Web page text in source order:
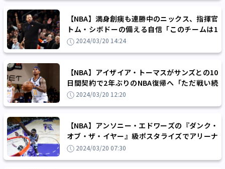
【NBA】満身創痍も連勝中のニックス、指揮官
トム・シボドーの備える自信「このチームは1
年を通して強い気持ちで戦い続けられる」
2024/03/20 14:24
【NBA】アイザイア・トーマスがサンズとの10
日間契約で2年ぶりのNBA復帰へ「ただ戦い続
け、それを笑顔でやり抜く」
2024/03/20 12:20
【NBA】アンソニー・エドワーズの『ダンク・
オブ・ザ・イヤー』級ポスタライズでアリーナ
は騒然「神様が僕のために決めてくれた」
2024/03/20 07:30